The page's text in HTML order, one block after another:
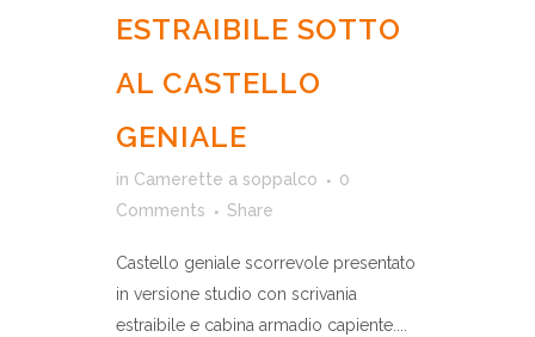
ESTRAIBILE SOTTO
AL CASTELLO
GENIALE
in Camerette a soppalco
0
Comments
Share
Castello geniale scorrevole presentato
in versione studio con scrivania
estraibile e cabina armadio capiente....